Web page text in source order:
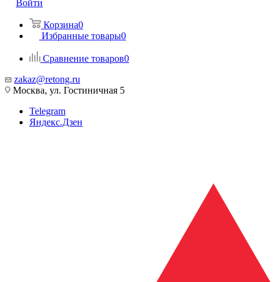
Войти
Корзина0
Избранные товары0
Сравнение товаров0
zakaz@retong.ru
Москва, ул. Гостиничная 5
Telegram
Яндекс.Дзен